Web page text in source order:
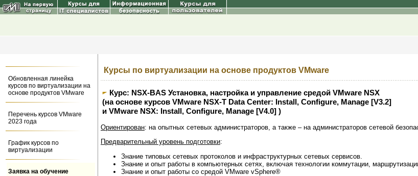
Обновленная линейка
курсов по виртуализации на
основе продуктов VMware
Перечень курсов VMware
2023 года
График курсов по
виртуализации
Заявка на обучение
Курсы по виртуализации на основе продуктов VMware
Курс: NSX-BAS Установка, настройка и управление средой VMware NSX
(на основе курсов VMware NSX-T Data Center: Install, Configure, Manage [V3.2]
и VMware NSX: Install, Configure, Manage [V4.0] )
Ориентирован: на опытных сетевых администраторов, а также – на администраторов сетевой
Предварительный уровень подготовки:
Знание типовых сетевых протоколов и инфраструктурных сетевых сервисов.
Знание и опыт работы в компьютерных сетях, включая технологии коммутации,
Знание и опыт работы со средой VMware vSphere®